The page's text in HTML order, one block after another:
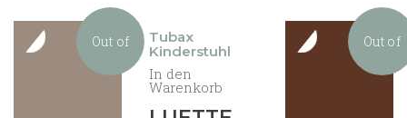
Out of
Tubax
Kinderstuhl
In den
Warenkorb
Out of